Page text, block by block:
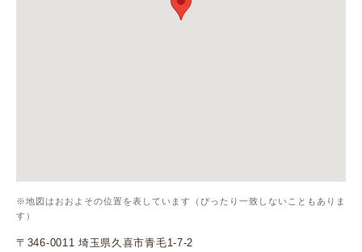
※地図はおおよその位置を表しています（ぴったり一致しないこともありま
す）
〒346-0011 埼玉県久喜市青毛1-7-2